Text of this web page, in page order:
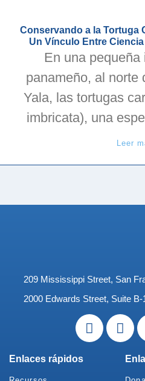
Conservando a la Tortuga
Un Vínculo Entre
En una
panameño, al norte
Yala, las tortugas
imbricata), una
Leer
209 Mississippi Street, San
2000 Edwards Street, Suite
Enlaces rápidos